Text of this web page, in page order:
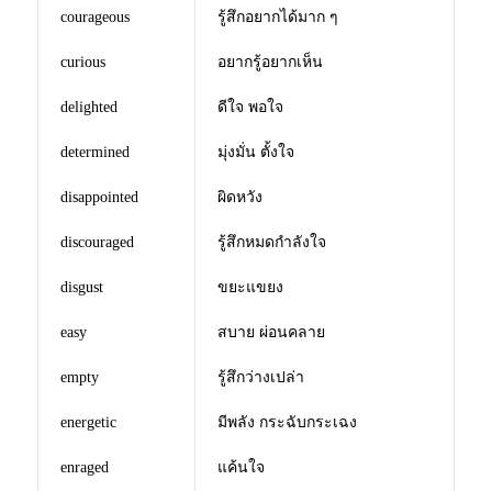
courageous รู้สึกอยากได้มาก ๆ
curious อยากรู้อยากเห็น
delighted ดีใจ พอใจ
determined มุ่งมั่น ตั้งใจ
disappointed ผิดหวัง
discouraged รู้สึกหมดกำลังใจ
disgust ขยะแขยง
easy สบาย ผ่อนคลาย
empty รู้สึกว่างเปล่า
energetic มีพลัง กระฉับกระเฉง
enraged แค้นใจ